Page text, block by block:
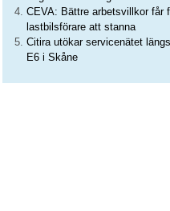
CEVA: Bättre arbetsvillkor får
lastbilsförare att stanna
Citira utökar servicenätet längs
E6 i Skåne